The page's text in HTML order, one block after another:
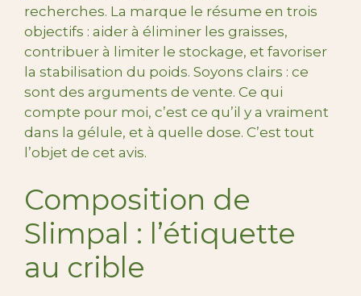
recherches. La marque le résume en trois
objectifs : aider à éliminer les graisses,
contribuer à limiter le stockage, et favoriser
la stabilisation du poids. Soyons clairs : ce
sont des arguments de vente. Ce qui
compte pour moi, c’est ce qu’il y a vraiment
dans la gélule, et à quelle dose. C’est tout
l’objet de cet avis.
Composition de
Slimpal : l’étiquette
au crible